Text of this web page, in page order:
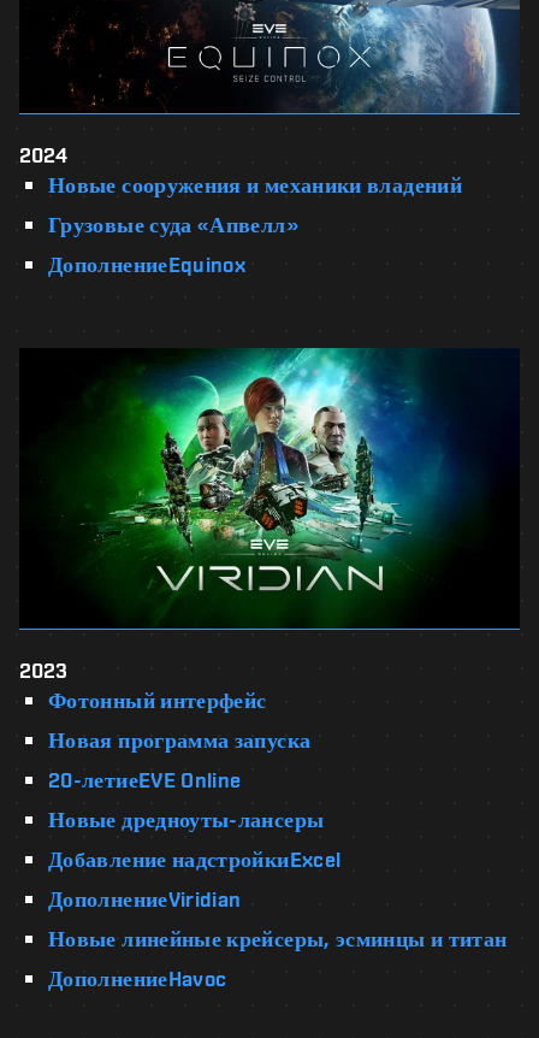
2024
Новые сооружения и механики владений
Грузовые суда «Апвелл»
ДополнениеEquinox
2023
Фотонный интерфейс
Новая программа запуска
20-летиеEVE Online
Новые дредноуты-лансеры
Добавление надстройкиExcel
ДополнениеViridian
Новые линейные крейсеры, эсминцы и титан
ДополнениеHavoc